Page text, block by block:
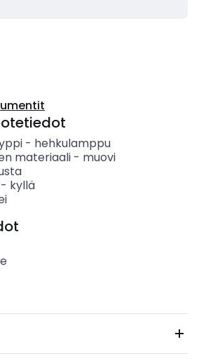
- hehkulamppu
materiaali- muovi
kyllä